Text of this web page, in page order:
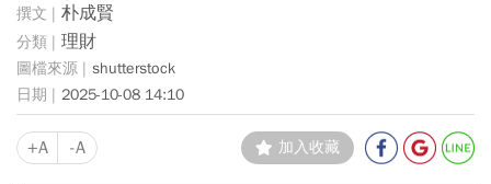
朴成賢
理財
shutterstock
2025-10-08 14:10
+A -A 加入收藏